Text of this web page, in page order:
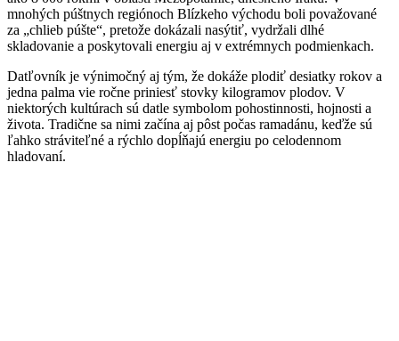
mnohých púštnych regiónoch Blízkeho východu boli považované
za „chlieb púšte“, pretože dokázali nasýtiť, vydržali dlhé
skladovanie a poskytovali energiu aj v extrémnych podmienkach.
Datľovník je výnimočný aj tým, že dokáže plodiť desiatky rokov a
jedna palma vie ročne priniesť stovky kilogramov plodov. V
niektorých kultúrach sú datle symbolom pohostinnosti, hojnosti a
života. Tradične sa nimi začína aj pôst počas ramadánu, keďže sú
ľahko stráviteľné a rýchlo dopĺňajú energiu po celodennom
hladovaní.